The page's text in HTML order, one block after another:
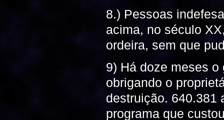
8.) Pessoas
acima, no século
ordeira, sem que
9) Há doze meses
obrigando o
destruição. 640.381
programa que